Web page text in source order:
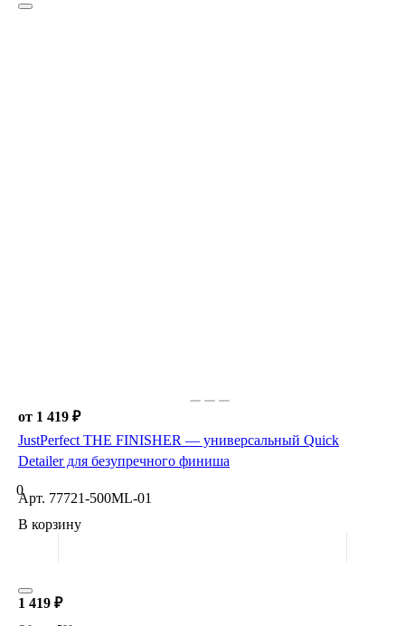
от 1 419 ₽
JustPerfect THE FINISHER — универсальный Quick
Detailer для безупречного финиша
0
Арт. 77721-500ML-01
В корзину
1 419 ₽